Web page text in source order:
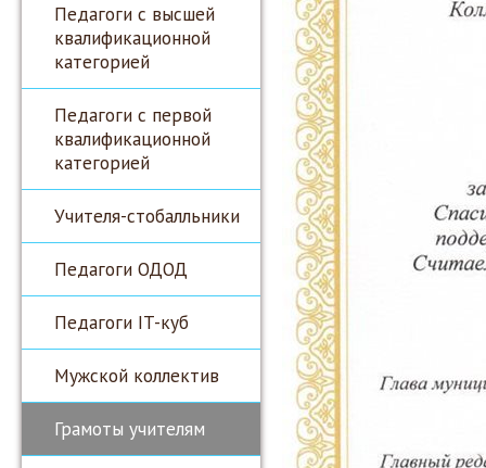
Педагоги с высшей
квалификационной
категорией
Педагоги с первой
квалификационной
категорией
Учителя-стобалльники
Педагоги ОДОД
Педагоги IT-куб
Мужской коллектив
Грамоты учителям